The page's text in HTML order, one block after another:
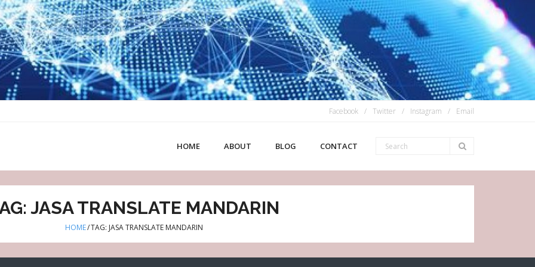
Facebook Twitter Instagram Email
HOME ABOUT BLOG CONTACT
JASA TRANSLATE MANDARIN
HOME/TAG: JASA TRANSLATE MANDARIN